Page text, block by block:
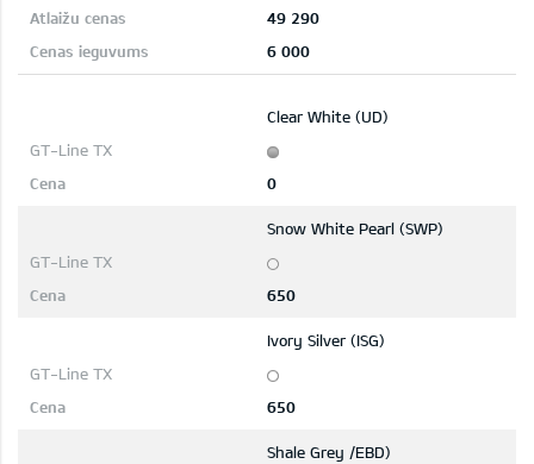
49 290
6 000
Clear White (UD)
0
Snow White Pearl (SWP)
650
Ivory Silver (ISG)
650
Shale Grey /EBD)